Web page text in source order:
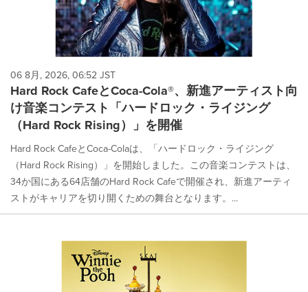
06 8月, 2026, 06:52 JST
Hard Rock CafeとCoca-Cola®、新進アーティスト向
け音楽コンテスト「ハードロック・ライジング
（Hard Rock Rising）」を開催
Hard Rock CafeとCoca-Colaは、「ハードロック・ライジング
（Hard Rock Rising）」を開始しました。この音楽コンテストは、
34か国にある64店舗のHard Rock Cafeで開催され、新進アーティ
ストがキャリアを切り開くための舞台となります。...